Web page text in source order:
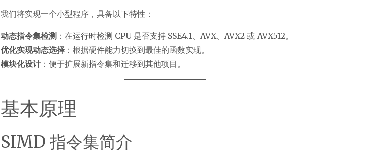
我们将实现一个小型程序，具备以下特性：
动态指令集检测 ：在运行时检测 CPU 是否支持 SSE4.1、AVX、AVX2 或 AVX512。
优化实现动态选择：根据硬件能力切换到最佳的函数实现。
模块化设计：便于扩展新指令集和迁移到其他项目。
基本原理
SIMD 指令集简介